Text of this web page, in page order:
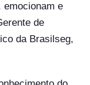
emocionam e
de
da Brasilseg,